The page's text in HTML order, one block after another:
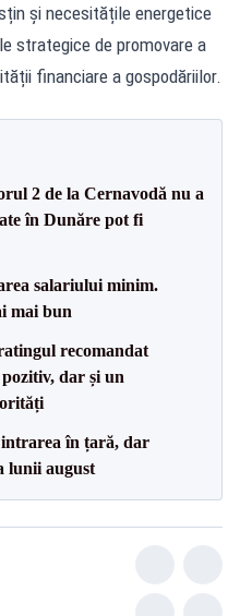
și necesitățile energetice
strategice de promovare a
financiare a gospodăriilor.
2 de la Cernavodă nu a
în Dunăre pot fi
salariului minim.
mai bun
recomandat
dar și un
în țară, dar
lunii august